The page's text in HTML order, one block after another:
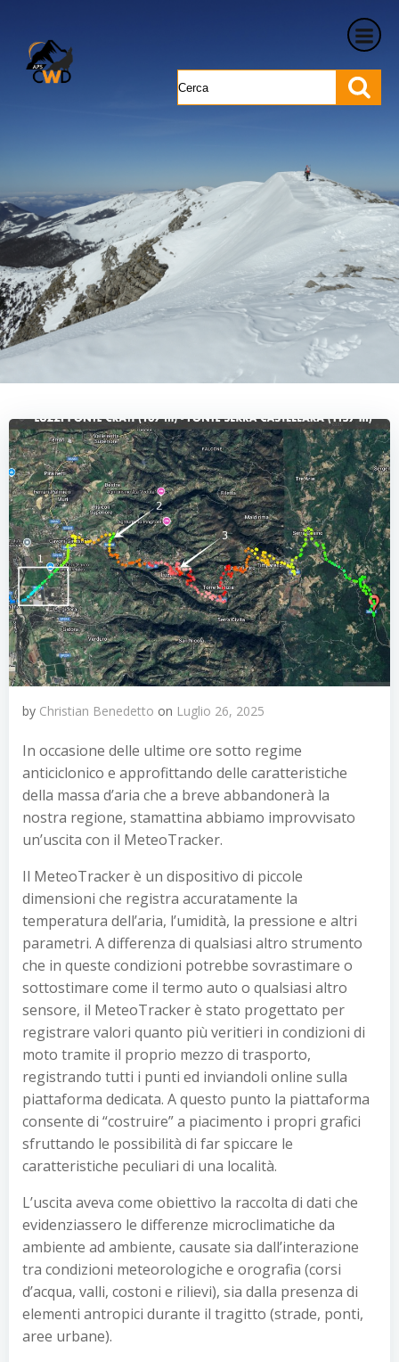
by Christian Benedetto on Luglio 26, 2025
In occasione delle ultime ore sotto regime
anticiclonico e approfittando delle caratteristiche
della massa d’aria che a breve abbandonerà la
nostra regione, stamattina abbiamo improvvisato
un’uscita con il MeteoTracker.
Il MeteoTracker è un dispositivo di piccole
dimensioni che registra accuratamente la
temperatura dell’aria, l’umidità, la pressione e altri
parametri. A differenza di qualsiasi altro strumento
che in queste condizioni potrebbe sovrastimare o
sottostimare come il termo auto o qualsiasi altro
sensore, il MeteoTracker è stato progettato per
registrare valori quanto più veritieri in condizioni di
moto tramite il proprio mezzo di trasporto,
registrando tutti i punti ed inviandoli online sulla
piattaforma dedicata. A questo punto la piattaforma
consente di “costruire” a piacimento i propri grafici
sfruttando le possibilità di far spiccare le
caratteristiche peculiari di una località.
L’uscita aveva come obiettivo la raccolta di dati che
evidenziassero le differenze microclimatiche da
ambiente ad ambiente, causate sia dall’interazione
tra condizioni meteorologiche e orografia (corsi
d’acqua, valli, costoni e rilievi), sia dalla presenza di
elementi antropici durante il tragitto (strade, ponti,
aree urbane).